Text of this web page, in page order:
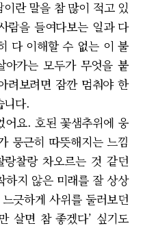
란 말을 참 많이 적고 있
람을 들여다보는 일과 다
다 이해할 수 없는 이 불
아가는 모두가 무엇을 붙
려보려면 잠깐 멈춰야 한
니다.
어요. 호된 꽃샘추위에 웅
뭉근히 따뜻해지는 느낌
찰랑 차오르는 것 같던
하지 않은 미래를 잘 상상
긋하게 사위를 둘러보던
살면 참 좋겠다’ 싶기도